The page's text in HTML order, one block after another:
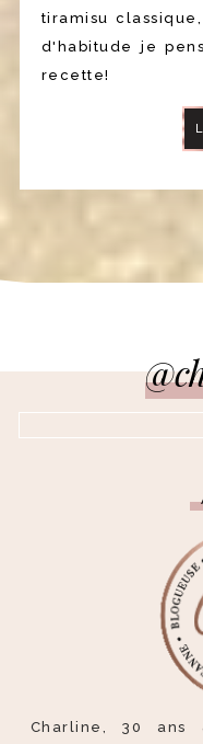
tiramisu
d'habitude je
recette!
Charline, 30 ans